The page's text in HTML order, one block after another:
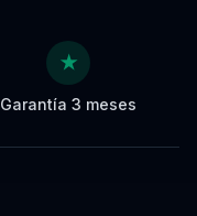
★
Garantía 3 meses